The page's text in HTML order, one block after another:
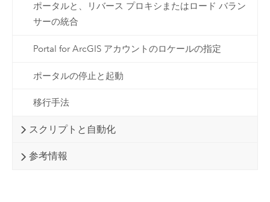
ポータルと、リバース プロキシまたはロード バラン
サーの統合
Portal for ArcGIS アカウントのロケールの指定
ポータルの停止と起動
移行手法
スクリプトと自動化
参考情報